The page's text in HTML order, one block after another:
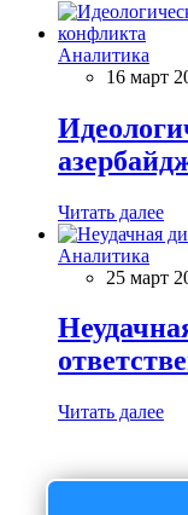
Аналитика
16 март
Читать далее
Аналитика
25 март
Читать далее